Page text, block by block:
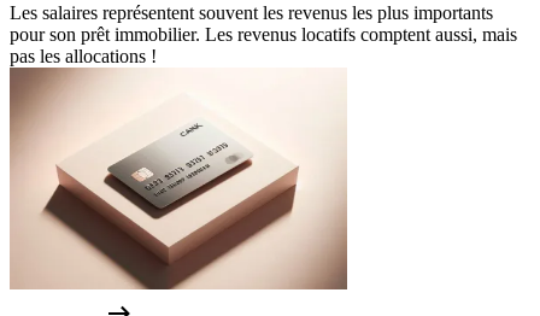
Les salaires représentent souvent les revenus les plus importants
pour son prêt immobilier. Les revenus locatifs comptent aussi, mais
pas les allocations !